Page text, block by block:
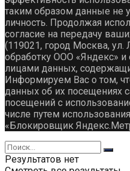
таким образом данные не
личность. Продолжая
согласие на передачу
(119021, город Москва, ул.
обработку ООО «Яндекс»
лицами данных,
Информируем Вас о том,
данных об их посещениях
посещений с
числе путем
«Блокировщик
Результатов нет